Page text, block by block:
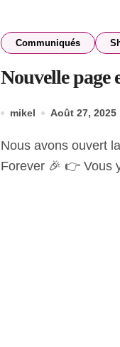
Communiqués
Nouvelle page
mikel Août 27, 2025
Nous avons ouvert la page Boutique sur Biarritz
Forever 🎉 👉 Vous